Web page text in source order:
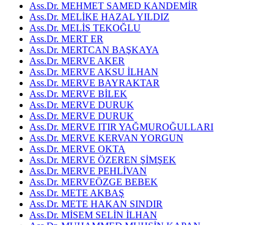
Ass.Dr. MEHMET SAMED KANDEMİR
Ass.Dr. MELİKE HAZAL YILDIZ
Ass.Dr. MELİS TEKOĞLU
Ass.Dr. MERT ER
Ass.Dr. MERTCAN BAŞKAYA
Ass.Dr. MERVE AKER
Ass.Dr. MERVE AKSU İLHAN
Ass.Dr. MERVE BAYRAKTAR
Ass.Dr. MERVE BİLEK
Ass.Dr. MERVE DURUK
Ass.Dr. MERVE DURUK
Ass.Dr. MERVE ITIR YAĞMUROĞULLARI
Ass.Dr. MERVE KERVAN YORGUN
Ass.Dr. MERVE OKTA
Ass.Dr. MERVE ÖZEREN ŞİMŞEK
Ass.Dr. MERVE PEHLİVAN
Ass.Dr. MERVEÖZGE BEBEK
Ass.Dr. METE AKBAŞ
Ass.Dr. METE HAKAN SINDIR
Ass.Dr. MİSEM SELİN İLHAN